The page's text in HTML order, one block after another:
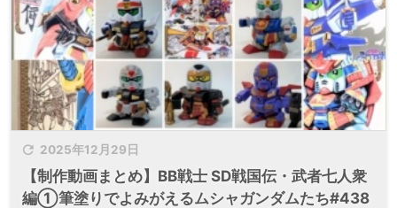
 2025年12月29日
【制作動画まとめ】BB戦士 SD戦国伝・武者七人衆
編①筆塗りでよみがえるムシャガンダムたち#438